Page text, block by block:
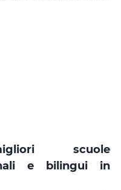
scuole
e bilingui in